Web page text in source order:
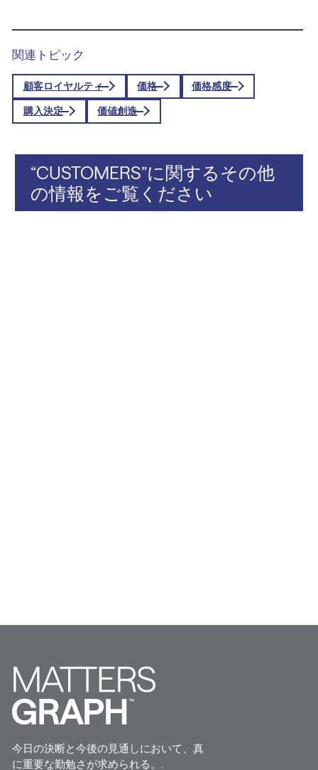
関連トピック
顧客ロイヤルティ 価格 価格感度
購入決定 価値創造
“CUSTOMERS”に関するその他
の情報をご覧ください
今日の決断と今後の見通しにおいて、真
に重要な勤勉さが求められる。.